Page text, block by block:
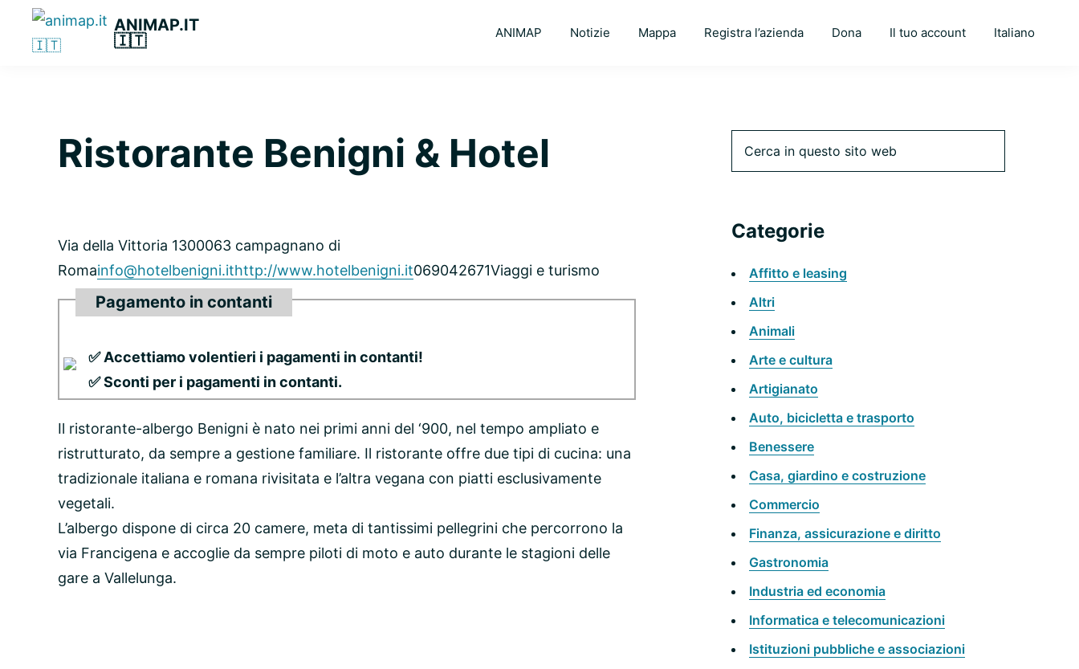
Passa
Passa
Passa
ANIMAP.IT
🇮🇹
ANIMAP Notizie Mappa Registra l’azienda Dona Il tuo account Italiano
Ristorante Benigni & Hotel
Via della Vittoria 1300063 campagnano di
Romainfo@hotelbenigni.ithttp://www.hotelbenigni.it069042671Viaggi e turismo
Pagamento in contanti
✅ Accettiamo volentieri i pagamenti in contanti!
✅ Sconti per i pagamenti in contanti.
Il ristorante-albergo Benigni è nato nei primi anni del ‘900, nel tempo ampliato e
ristrutturato, da sempre a gestione familiare. Il ristorante offre due tipi di cucina: una
tradizionale italiana e romana rivisitata e l’altra vegana con piatti esclusivamente
vegetali.
L’albergo dispone di circa 20 camere, meta di tantissimi pellegrini che percorrono la
via Francigena e accoglie da sempre piloti di moto e auto durante le stagioni delle
gare a Vallelunga.
Barra
primaria
Categorie
Affitto e leasing
Altri
Animali
Arte e cultura
Artigianato
Auto, bicicletta e trasporto
Benessere
Casa, giardino e costruzione
Commercio
Finanza, assicurazione e diritto
Gastronomia
Industria ed economia
Informatica e telecomunicazioni
Istituzioni pubbliche e associazioni